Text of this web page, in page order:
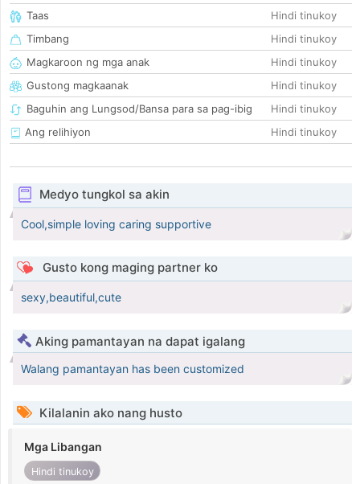
Taas
Hindi tinukoy
Timbang
Hindi tinukoy
Magkaroon ng mga anak
Hindi tinukoy
Gustong magkaanak
Hindi tinukoy
Baguhin ang Lungsod/Bansa para sa pag-ibig
Hindi tinukoy
Ang relihiyon
Hindi tinukoy
Medyo tungkol sa akin
Cool,simple loving caring supportive
Gusto kong maging partner ko
sexy,beautiful,cute
Aking pamantayan na dapat igalang
Walang pamantayan has been customized
Kilalanin ako nang husto
Mga Libangan
Hindi tinukoy